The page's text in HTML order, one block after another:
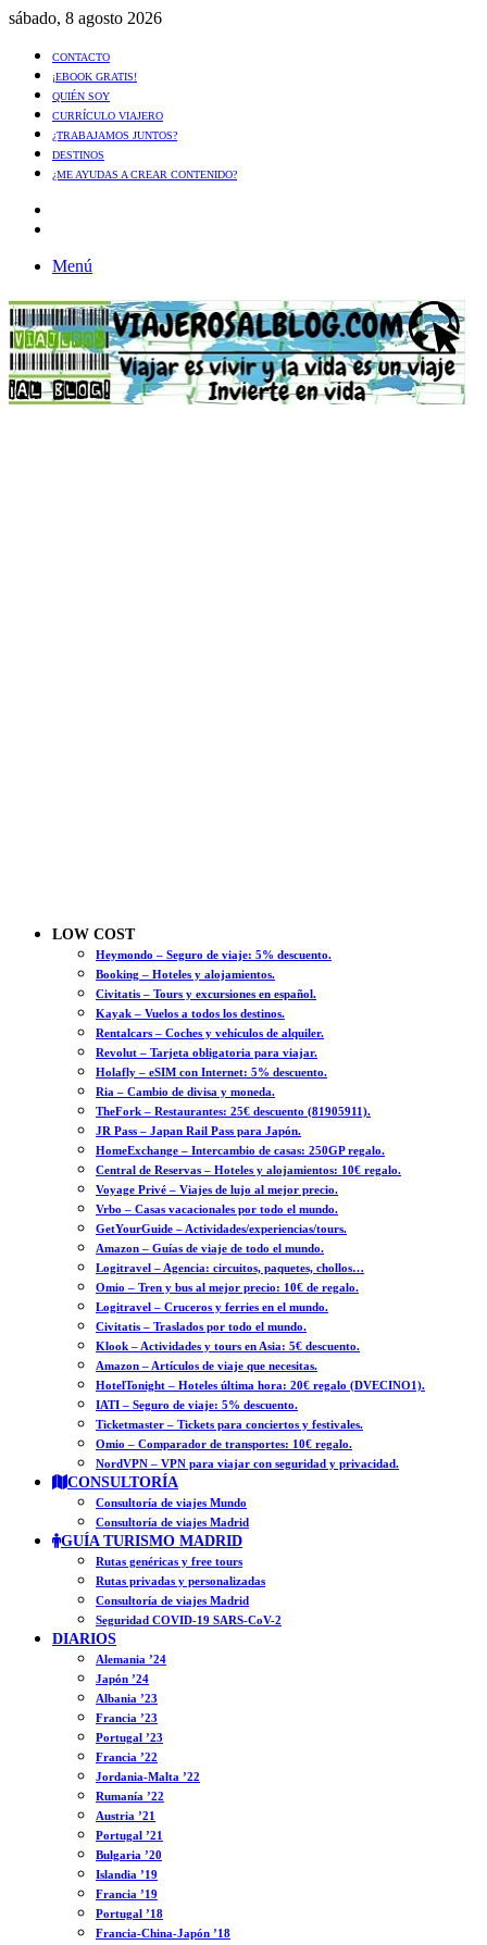
sábado, 8 agosto 2026
CONTACTO
¡EBOOK GRATIS!
QUIÉN SOY
CURRÍCULO VIAJERO
¿TRABAJAMOS JUNTOS?
DESTINOS
¿ME AYUDAS A CREAR CONTENIDO?
Menú
LOW COST
Heymondo – Seguro de viaje: 5% descuento.
Booking – Hoteles y alojamientos.
Civitatis – Tours y excursiones en español.
Kayak – Vuelos a todos los destinos.
Rentalcars – Coches y vehículos de alquiler.
Revolut – Tarjeta obligatoria para viajar.
Holafly – eSIM con Internet: 5% descuento.
Ria – Cambio de divisa y moneda.
TheFork – Restaurantes: 25€ descuento (81905911).
JR Pass – Japan Rail Pass para Japón.
HomeExchange – Intercambio de casas: 250GP regalo.
Central de Reservas – Hoteles y alojamientos: 10€ regalo.
Voyage Privé – Viajes de lujo al mejor precio.
Vrbo – Casas vacacionales por todo el mundo.
GetYourGuide – Actividades/experiencias/tours.
Amazon – Guías de viaje de todo el mundo.
Logitravel – Agencia: circuitos, paquetes, chollos…
Omio – Tren y bus al mejor precio: 10€ de regalo.
Logitravel – Cruceros y ferries en el mundo.
Civitatis – Traslados por todo el mundo.
Klook – Actividades y tours en Asia: 5€ descuento.
Amazon – Artículos de viaje que necesitas.
HotelTonight – Hoteles última hora: 20€ regalo (DVECINO1).
IATI – Seguro de viaje: 5% descuento.
Ticketmaster – Tickets para conciertos y festivales.
Omio – Comparador de transportes: 10€ regalo.
NordVPN – VPN para viajar con seguridad y privacidad.
CONSULTORÍA
Consultoría de viajes Mundo
Consultoría de viajes Madrid
GUÍA TURISMO MADRID
Rutas genéricas y free tours
Rutas privadas y personalizadas
Consultoría de viajes Madrid
Seguridad COVID-19 SARS-CoV-2
DIARIOS
Alemania ’24
Japón ’24
Albania ’23
Francia ’23
Portugal ’23
Francia ’22
Jordania-Malta ’22
Rumanía ’22
Austria ’21
Portugal ’21
Bulgaria ’20
Islandia ’19
Francia ’19
Portugal ’18
Francia-China-Japón ’18